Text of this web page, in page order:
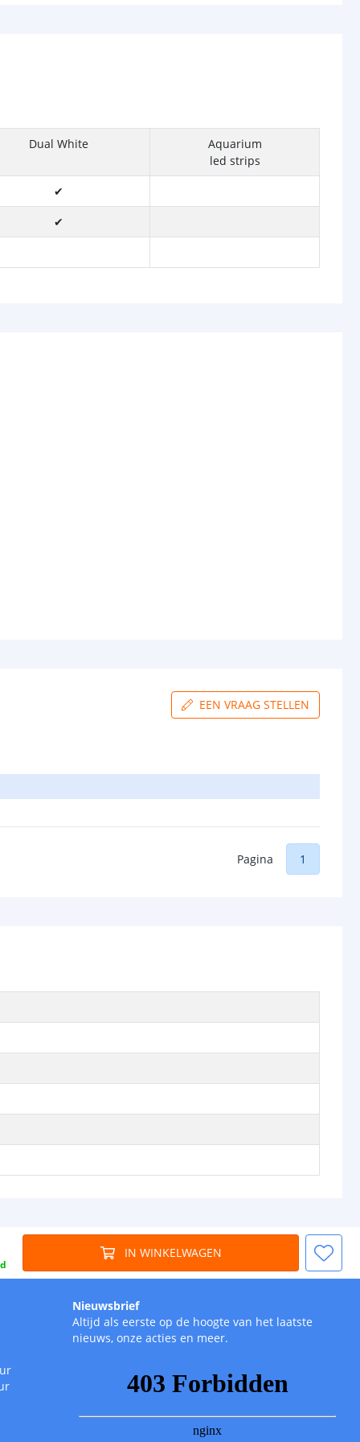
Dual White
Aquarium
led strips
✔
✔
EEN VRAAG STELLEN
Pagina 1
IN WINKELWAGEN
Nieuwsbrief
Altijd als eerste op de hoogte van het laatste
nieuws, onze acties en meer.